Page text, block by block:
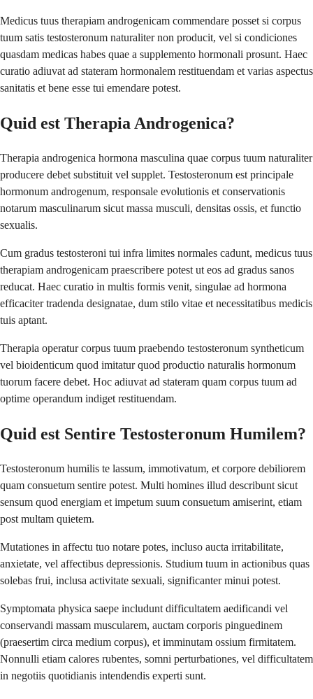
Medicus tuus therapiam androgenicam commendare posset si corpus
tuum satis testosteronum naturaliter non producit, vel si condiciones
quasdam medicas habes quae a supplemento hormonali prosunt. Haec
curatio adiuvat ad stateram hormonalem restituendam et varias aspectus
sanitatis et bene esse tui emendare potest.
Quid est Therapia Androgenica?
Therapia androgenica hormona masculina quae corpus tuum naturaliter
producere debet substituit vel supplet. Testosteronum est principale
hormonum androgenum, responsale evolutionis et conservationis
notarum masculinarum sicut massa musculi, densitas ossis, et functio
sexualis.
Cum gradus testosteroni tui infra limites normales cadunt, medicus tuus
therapiam androgenicam praescribere potest ut eos ad gradus sanos
reducat. Haec curatio in multis formis venit, singulae ad hormona
efficaciter tradenda designatae, dum stilo vitae et necessitatibus medicis
tuis aptant.
Therapia operatur corpus tuum praebendo testosteronum syntheticum
vel bioidenticum quod imitatur quod productio naturalis hormonum
tuorum facere debet. Hoc adiuvat ad stateram quam corpus tuum ad
optime operandum indiget restituendam.
Quid est Sentire Testosteronum Humilem?
Testosteronum humilis te lassum, immotivatum, et corpore debiliorem
quam consuetum sentire potest. Multi homines illud describunt sicut
sensum quod energiam et impetum suum consuetum amiserint, etiam
post multam quietem.
Mutationes in affectu tuo notare potes, incluso aucta irritabilitate,
anxietate, vel affectibus depressionis. Studium tuum in actionibus quas
solebas frui, inclusa activitate sexuali, significanter minui potest.
Symptomata physica saepe includunt difficultatem aedificandi vel
conservandi massam muscularem, auctam corporis pinguedinem
(praesertim circa medium corpus), et imminutam ossium firmitatem.
Nonnulli etiam calores rubentes, somni perturbationes, vel difficultatem
in negotiis quotidianis intendendis experti sunt.